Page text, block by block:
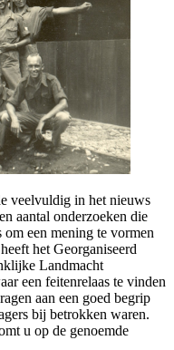
veelvuldig in het nieuws
aantal onderzoeken die
een mening te vormen
het Georganiseerd
Landmacht
een feitenrelaas te vinden
aan een goed begrip
bij betrokken waren.
u op de genoemde